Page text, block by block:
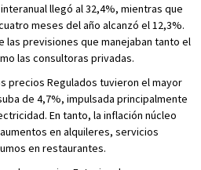
llegó al 32,4%, mientras que
meses del año alcanzó el 12,3%.
las previsiones que manejaban tanto el
las consultoras privadas.
precios Regulados tuvieron el mayor
de 4,7%, impulsada principalmente
En tanto, la inflación núcleo
en alquileres, servicios
en restaurantes.